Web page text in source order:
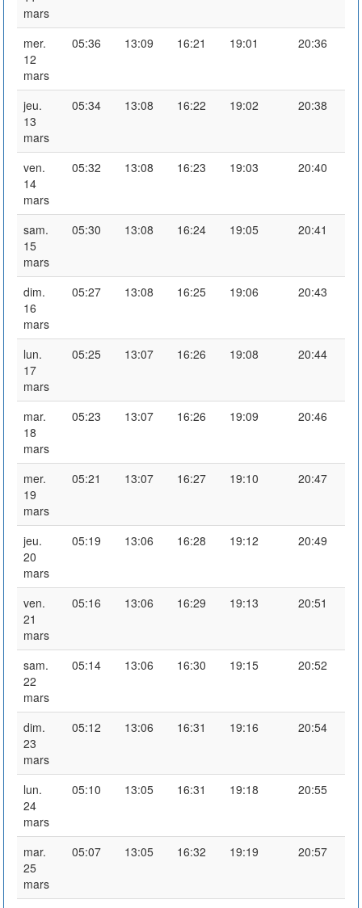
mars
mer.
12
mars
05:36 13:09 16:21 19:01 20:36
jeu.
13
mars
05:34 13:08 16:22 19:02 20:38
ven.
14
mars
05:32 13:08 16:23 19:03 20:40
sam.
15
mars
05:30 13:08 16:24 19:05 20:41
dim.
16
mars
05:27 13:08 16:25 19:06 20:43
lun.
17
mars
05:25 13:07 16:26 19:08 20:44
mar.
18
mars
05:23 13:07 16:26 19:09 20:46
mer.
19
mars
05:21 13:07 16:27 19:10 20:47
jeu.
20
mars
05:19 13:06 16:28 19:12 20:49
ven.
21
mars
05:16 13:06 16:29 19:13 20:51
sam.
22
mars
05:14 13:06 16:30 19:15 20:52
dim.
23
mars
05:12 13:06 16:31 19:16 20:54
lun.
24
mars
05:10 13:05 16:31 19:18 20:55
mar.
25
mars
05:07 13:05 16:32 19:19 20:57